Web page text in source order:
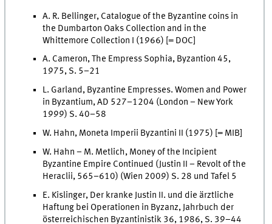
A. R. Bellinger, Catalogue of the Byzantine coins in
the Dumbarton Oaks Collection and in the
Whittemore Collection I (1966) [= DOC]
A. Cameron, The Empress Sophia, Byzantion 45,
1975, S. 5–21
L. Garland, Byzantine Empresses. Women and Power
in Byzantium, AD 527–1204 (London – New York
1999) S. 40–58
W. Hahn, Moneta Imperii Byzantini II (1975) [= MIB]
W. Hahn – M. Metlich, Money of the Incipient
Byzantine Empire Continued (Justin II – Revolt of the
Heraclii, 565–610) (Wien 2009) S. 28 und Tafel 5
E. Kislinger, Der kranke Justin II. und die ärztliche
Haftung bei Operationen in Byzanz, Jahrbuch der
österreichischen Byzantinistik 36, 1986, S. 39–44